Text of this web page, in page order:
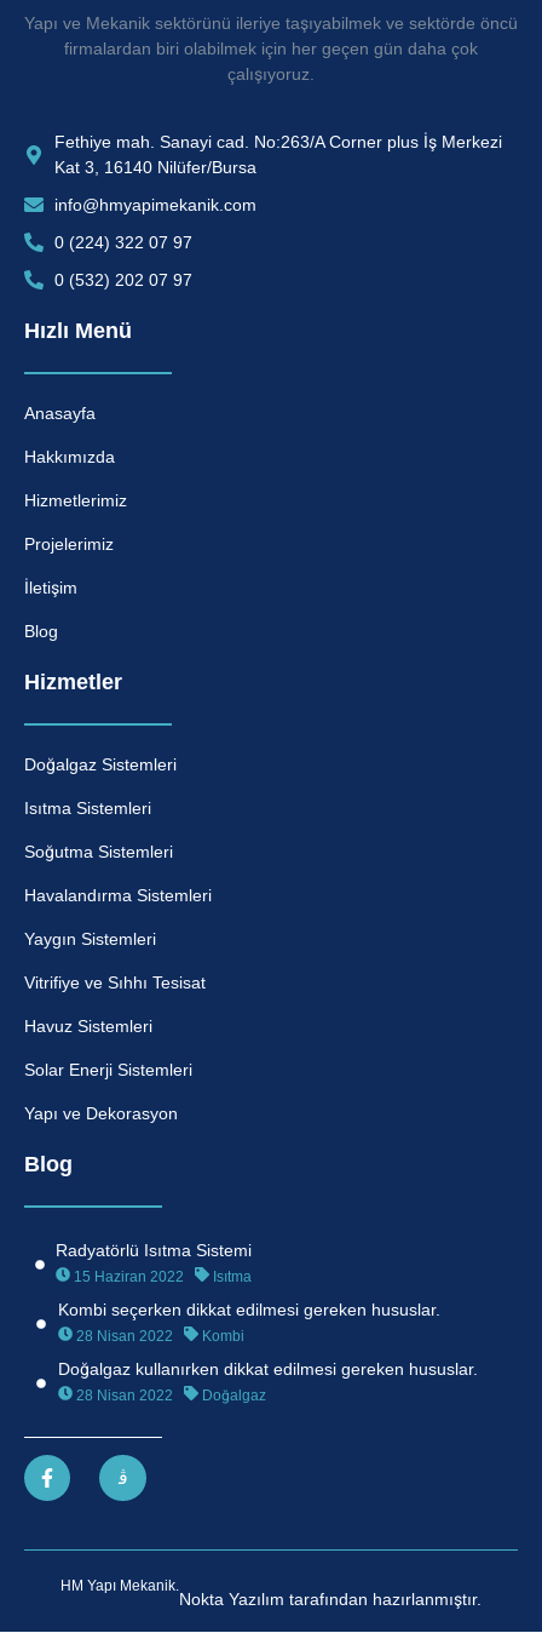
Yapı ve Mekanik sektörünü ileriye taşıyabilmek ve sektörde öncü
firmalardan biri olabilmek için her geçen gün daha çok
çalışıyoruz.
Fethiye mah. Sanayi cad. No:263/A Corner plus İş Merkezi
Kat 3, 16140 Nilüfer/Bursa
info@hmyapimekanik.com
0 (224) 322 07 97
0 (532) 202 07 97
Hızlı Menü
Anasayfa
Hakkımızda
Hizmetlerimiz
Projelerimiz
İletişim
Blog
Hizmetler
Doğalgaz Sistemleri
Isıtma Sistemleri
Soğutma Sistemleri
Havalandırma Sistemleri
Yaygın Sistemleri
Vitrifiye ve Sıhhı Tesisat
Havuz Sistemleri
Solar Enerji Sistemleri
Yapı ve Dekorasyon
Blog
Radyatörlü Isıtma Sistemi
15 Haziran 2022 Isıtma
Kombi seçerken dikkat edilmesi gereken hususlar.
28 Nisan 2022 Kombi
Doğalgaz kullanırken dikkat edilmesi gereken hususlar.
28 Nisan 2022 Doğalgaz
HM Yapı Mekanik.
Nokta Yazılım tarafından hazırlanmıştır.